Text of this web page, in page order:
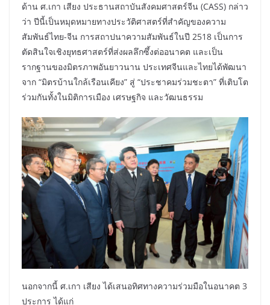
ด้าน ศ.เกา เสียง ประธานสถาบันสังคมศาสตร์จีน (CASS) กล่าว
ว่า ปีนี้เป็นหมุดหมายทางประวัติศาสตร์ที่สำคัญของความ
สัมพันธ์ไทย-จีน การสถาปนาความสัมพันธ์ในปี 2518 เป็นการ
ตัดสินใจเชิงยุทธศาสตร์ที่ส่งผลลึกซึ้งต่ออนาคต และเป็น
รากฐานของมิตรภาพอันยาวนาน ประเทศจีนและไทยได้พัฒนา
จาก “มิตรบ้านใกล้เรือนเคียง” สู่ “ประชาคมร่วมชะตา” ที่เติบโต
ร่วมกันทั้งในมิติการเมือง เศรษฐกิจ และวัฒนธรรม
นอกจากนี้ ศ.เกา เสียง ได้เสนอทิศทางความร่วมมือในอนาคต 3
ประการ ได้แก่